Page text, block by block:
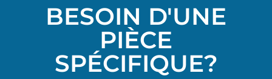
BESOIN D'UNE
PIÈCE
SPÉCIFIQUE?